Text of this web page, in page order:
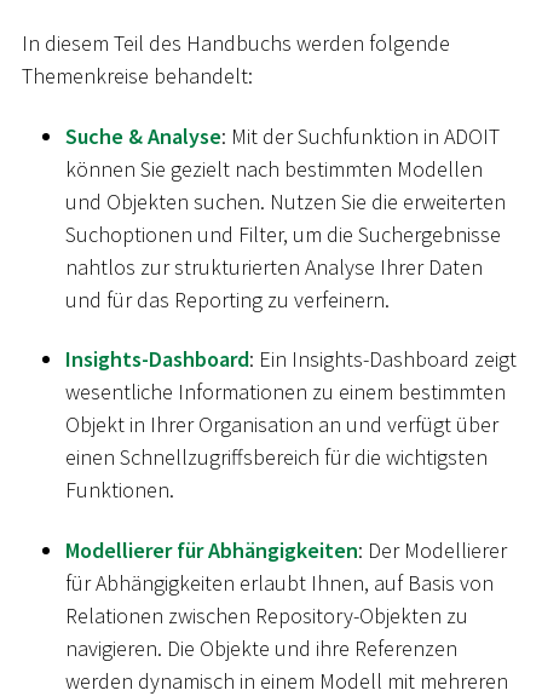
In diesem Teil des Handbuchs werden folgende
Themenkreise behandelt:
Suche & Analyse: Mit der Suchfunktion in ADOIT
können Sie gezielt nach bestimmten Modellen
und Objekten suchen. Nutzen Sie die erweiterten
Suchoptionen und Filter, um die Suchergebnisse
nahtlos zur strukturierten Analyse Ihrer Daten
und für das Reporting zu verfeinern.
Insights-Dashboard: Ein Insights-Dashboard zeigt
wesentliche Informationen zu einem bestimmten
Objekt in Ihrer Organisation an und verfügt über
einen Schnellzugriffsbereich für die wichtigsten
Funktionen.
Modellierer für Abhängigkeiten: Der Modellierer
für Abhängigkeiten erlaubt Ihnen, auf Basis von
Relationen zwischen Repository-Objekten zu
navigieren. Die Objekte und ihre Referenzen
werden dynamisch in einem Modell mit mehreren